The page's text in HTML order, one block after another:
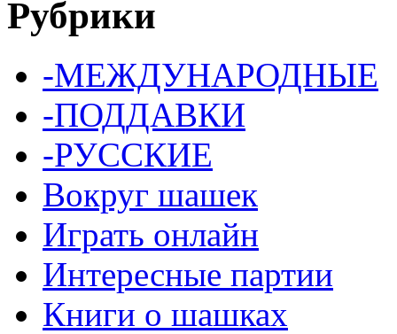
Рубрики
-МЕЖДУНАРОДНЫЕ
-ПОДДАВКИ
-РУССКИЕ
Вокруг шашек
Играть онлайн
Интересные партии
Книги о шашках